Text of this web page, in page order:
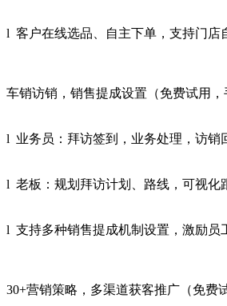
l 客户在线选品、自主下单，支持门店
车销访销，销售提成设置（免费试用，
l 业务员：拜访签到，业务处理，访销
l 老板：规划拜访计划、路线，可视化
l 支持多种销售提成机制设置，激励员
30+营销策略，多渠道获客推广（免费